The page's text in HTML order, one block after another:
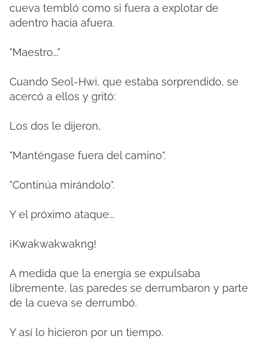
cueva tembló como si fuera a explotar de
adentro hacia afuera.
"Maestro..."
Cuando Seol-Hwi, que estaba sorprendido, se
acercó a ellos y gritó:
Los dos le dijeron,
"Manténgase fuera del camino".
"Continúa mirándolo".
Y el próximo ataque...
¡Kwakwakwakng!
A medida que la energía se expulsaba
libremente, las paredes se derrumbaron y parte
de la cueva se derrumbó.
Y así lo hicieron por un tiempo.